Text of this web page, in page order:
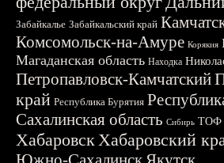
Забайкалье Забайкальский край
Комсомольск-на-Амуре Корякия
Магаданская область Находка
Петропавловск-Камчатский
край Республика Бурятия
Сахалинская область Сибирь ТОФ
ХабаровскХабаровский